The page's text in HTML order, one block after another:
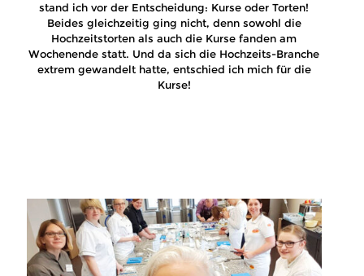
stand ich vor der Entscheidung: Kurse oder Torten!
Beides gleichzeitig ging nicht, denn sowohl die
Hochzeitstorten als auch die Kurse fanden am
Wochenende statt. Und da sich die Hochzeits-Branche
extrem gewandelt hatte, entschied ich mich für die
Kurse!